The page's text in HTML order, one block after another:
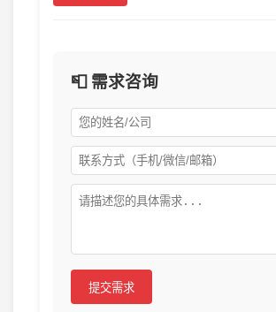
📮 需求咨询
提交需求